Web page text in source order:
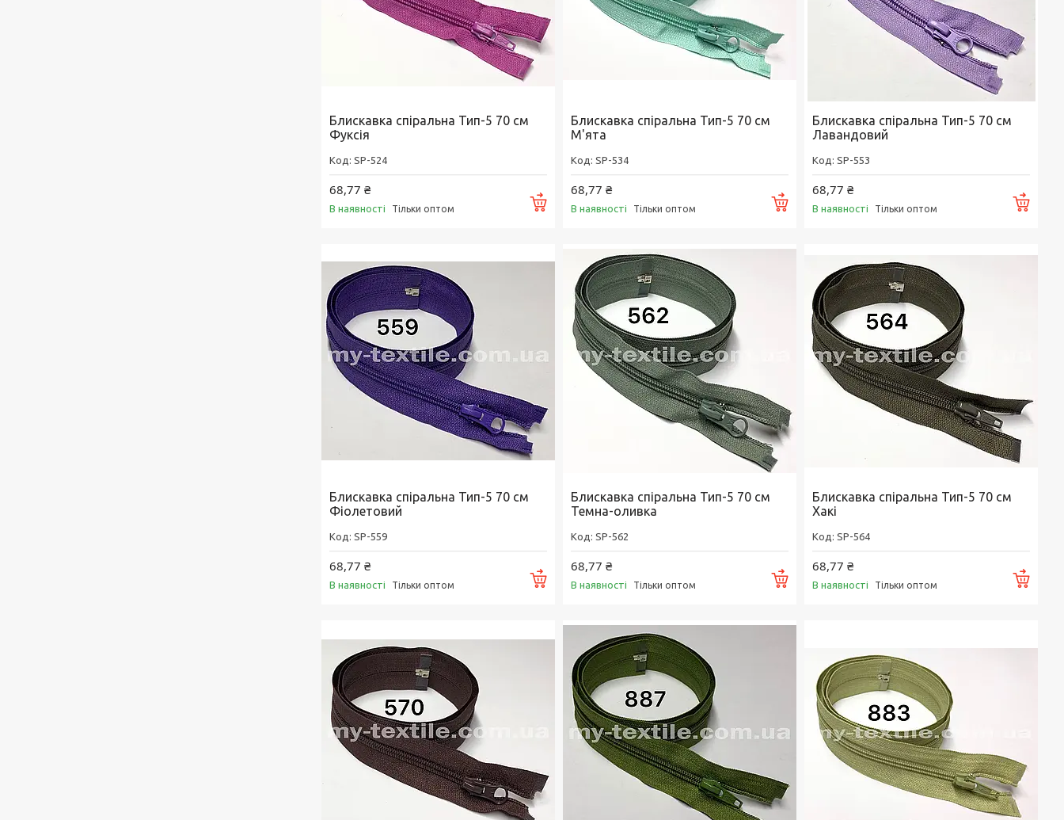
Блискавка спіральна Тип-5 70 см
Фуксія
SP-524
68,77 ₴
В наявності Тільки оптом Купити
Блискавка спіральна Тип-5 70 см
М'ята
SP-534
68,77 ₴
В наявності Тільки оптом Купити
Блискавка спіральна Тип-5 70 см
Лавандовий
SP-553
68,77 ₴
В наявності Тільки оптом
Блискавка спіральна Тип-5 70 см
Фіолетовий
SP-559
68,77 ₴
В наявності Тільки оптом Купити
Блискавка спіральна Тип-5 70 см
Темна-оливка
SP-562
68,77 ₴
В наявності Тільки оптом Купити
Блискавка спіральна Тип-5 70 см
Хакі
SP-564
68,77 ₴
В наявності Тільки оптом